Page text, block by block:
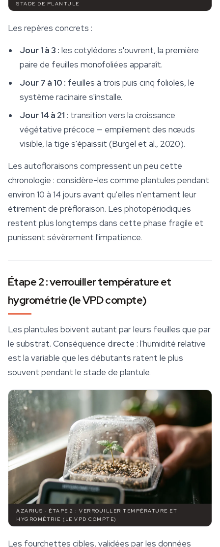
STADE DE PLANTULE
Les repères concrets :
Jour 1 à 3 : les cotylédons s'ouvrent, la première
paire de feuilles monofoliées apparaît.
Jour 7 à 10 : feuilles à trois puis cinq folioles, le
système racinaire s'installe.
Jour 14 à 21 : transition vers la croissance
végétative précoce — empilement des nœuds
visible, la tige s'épaissit (Burgel et al., 2020).
Les autofloraisons compressent un peu cette
chronologie : considère-les comme plantules pendant
environ 10 à 14 jours avant qu'elles n'entament leur
étirement de préfloraison. Les photopériodiques
restent plus longtemps dans cette phase fragile et
punissent sévèrement l'impatience.
Étape 2 : verrouiller température et
hygrométrie (le VPD compte)
Les plantules boivent autant par leurs feuilles que par
le substrat. Conséquence directe : l'humidité relative
est la variable que les débutants ratent le plus
souvent pendant le stade de plantule.
AZARIUS · ÉTAPE 2 : VERROUILLER TEMPÉRATURE ET
HYGROMÉTRIE (LE VPD COMPTE)
Les fourchettes cibles, validées par les données